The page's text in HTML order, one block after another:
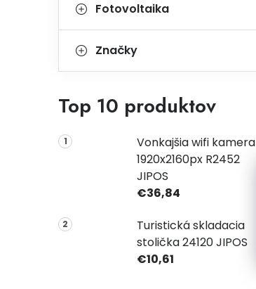
Fotovoltaika
Značky
Top 10 produktov
Vonkajšia wifi kamera
1920x2160px R2452
JIPOS
€36,84
Turistická skladacia
stolička 24120 JIPOS
€10,61